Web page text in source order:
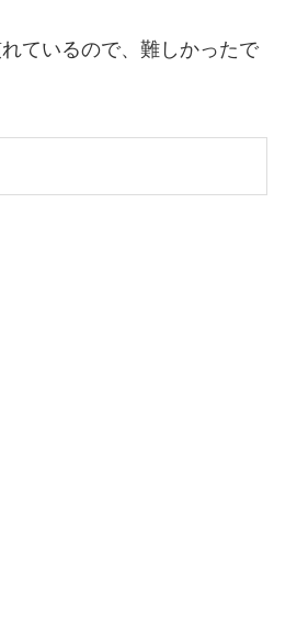
ているので、難しかったで